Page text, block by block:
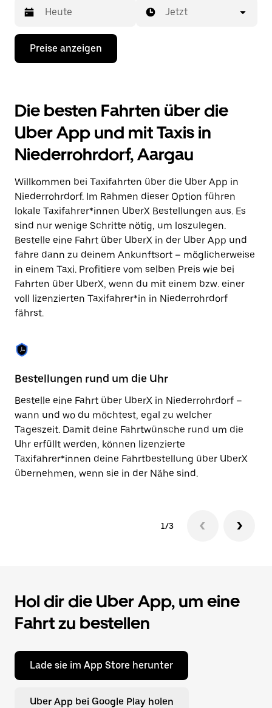
zugewiesen wird.
Drücke
Nach-
mit
dem
Kalender
zu
interagieren
und
Datum
auszuwählen.
Drücke
die
Escape-
Taste,
um
den
Kalender
zu
schließen.
Jetzt
Preise anzeigen
Die besten Fahrten über die
Uber App und mit Taxis in
Niederrohrdorf, Aargau
Willkommen bei Taxifahrten über die Uber App in
Niederrohrdorf. Im Rahmen dieser Option führen
lokale Taxifahrer*innen UberX Bestellungen aus. Es
sind nur wenige Schritte nötig, um loszulegen.
Bestelle eine Fahrt über UberX in der Uber App und
fahre dann zu deinem Ankunftsort – möglicherweise
in einem Taxi. Profitiere vom selben Preis wie bei
Fahrten über UberX, wenn du mit einem bzw. einer
voll lizenzierten Taxifahrer*in in Niederrohrdorf
fährst.
Bestellungen rund um die Uhr
Bestelle eine Fahrt über UberX in Niederrohrdorf –
wann und wo du möchtest, egal zu welcher
Tageszeit. Damit deine Fahrtwünsche rund um die
Uhr erfüllt werden, können lizenzierte
Taxifahrer*innen deine Fahrtbestellung über UberX
übernehmen, wenn sie in der Nähe sind.
1/3
Hol dir die Uber App, um eine
Fahrt zu bestellen
Lade sie im App Store herunter
Uber App bei Google Play holen